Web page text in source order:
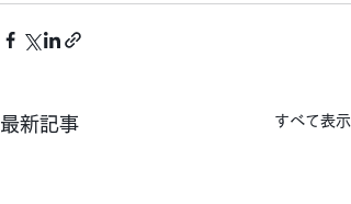
最新記事 すべて表示